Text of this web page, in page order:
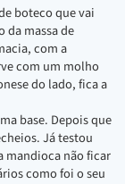
boteco que vai
da massa de
com a
com um molho
do lado, fica a
base. Depois que
Já testou
mandioca não ficar
como foi o seu